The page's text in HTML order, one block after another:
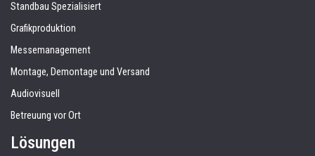
Standbau Spezialisiert
Grafikproduktion
Messemanagement
Montage, Demontage und Versand
Audiovisuell
Betreuung vor Ort
Lösungen